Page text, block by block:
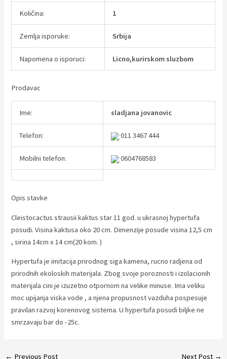
Količina: 1
Zemlja isporuke: Srbija
Napomena o isporuci: Licno,kurirskom sluzbom
Prodavac
Ime: sladjana jovanovic
Telefon: 011 3467 444
Mobilni telefon: 0604768583
Opis stavke
Cleistocactus strausii kaktus star 11 god. u ukrasnoj hypertufa
posudi. Visina kaktusa oko 20 cm. Dimenzije posude visina 12,5 cm
, sirina 14cm x 14 cm(20 kom. )
Hypertufa je imitacija prirodnog siga kamena, rucno radjena od
prirodnih ekoloskih materijala. Zbog svoje poroznosti i izolacionih
materijala cini je izuzetno otpornom na velike minuse. Ima veliku
moc upijanja viska vode , a njena propusnost vazduha pospesuje
pravilan razvoj korenovog sistema. U hypertufa posudi biljke ne
smrzavaju bar do -25c.
Post
← Previous Post Next Post →